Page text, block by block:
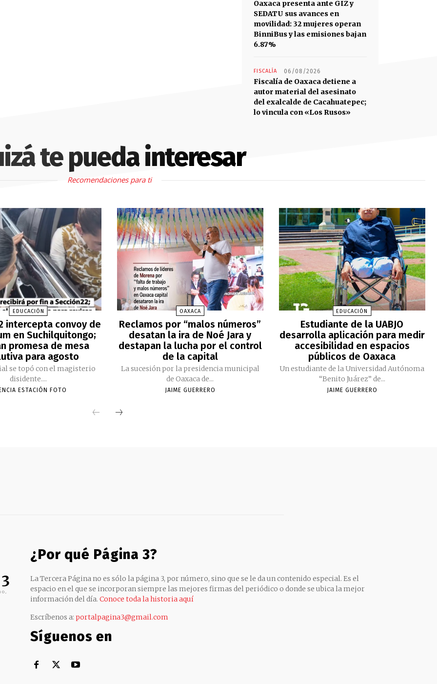
Oaxaca presenta ante GIZ y
SEDATU sus avances en
movilidad: 32 mujeres operan
BinniBus y las emisiones bajan
6.87%
FISCALÍA 06/08/2026
Fiscalía de Oaxaca detiene a
autor material del asesinato
del exalcalde de Cacahuatepec;
lo vincula con «Los Rusos»
te pueda interesar
Recomendaciones para ti
EDUCACIÓN
intercepta convoy de
en Suchilquitongo;
promesa de mesa
para agosto
se topó con el magisterio
disidente....
ESTACIÓN FOTO
OAXACA
Reclamos por “malos números”
desatan la ira de Noé Jara y
destapan la lucha por el control
de la capital
La sucesión por la presidencia municipal
de Oaxaca de...
JAIME GUERRERO
EDUCACIÓN
Estudiante de la UABJO
desarrolla aplicación para medir
accesibilidad en espacios
públicos de Oaxaca
Un estudiante de la Universidad Autónoma
“Benito Juárez” de...
JAIME GUERRERO
¿Por qué Página 3?
La Tercera Página no es sólo la página 3, por número, sino que se le da un contenido especial. Es el
espacio en el que se incorporan siempre las mejores firmas del periódico o donde se ubica la mejor
información del día. Conoce toda la historia aquí
Escríbenos a: portalpagina3@gmail.com
Síguenos en